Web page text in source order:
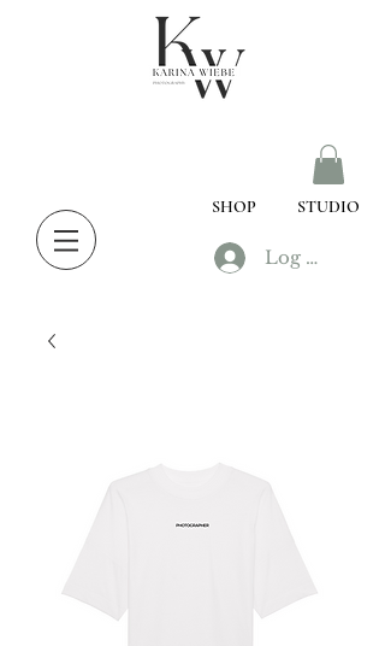
SHOP STUDIO
Log In